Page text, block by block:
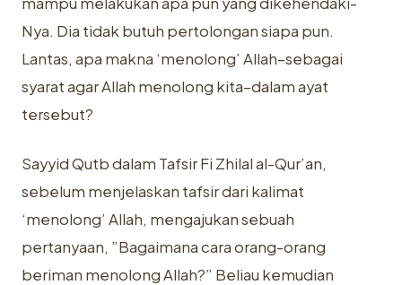
Nya. Dia tidak butuh pertolongan siapa pun.
‎Lantas, apa makna ‘menolong’ Allah–sebagai
syarat agar Allah menolong ‎kita–dalam ayat
tersebut?‎
Sayyid Qutb dalam Tafsir Fi Zhilal al-Qur’an,
sebelum menjelaskan tafsir ‎dari kalimat
‘menolong’ Allah, mengajukan sebuah
pertanyaan, ”Bagaimana ‎cara orang-orang
beriman menolong Allah?” Beliau kemudian